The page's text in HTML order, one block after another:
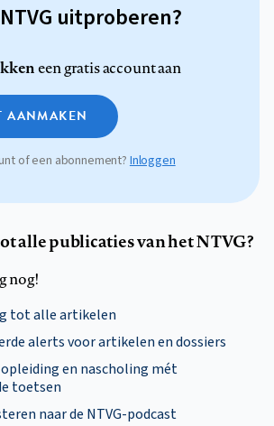
uitproberen?
een gratis account aan
AANMAKEN
of een abonnement?Inloggen
alle publicaties van het NTVG?
nog!
tot alle artikelen
alerts voor artikelen en dossiers
en nascholing mét
toetsen
naar de NTVG-podcast